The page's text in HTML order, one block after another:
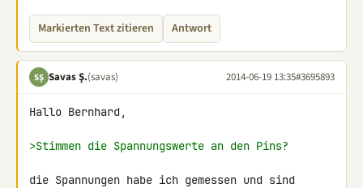
Markierten Text zitieren Antwort
SŞ Savas Ş.(savas) 2014-06-19 13:35#3695893
Hallo Bernhard,
>Stimmen die Spannungswerte an den Pins?
die Spannungen habe ich gemessen und sind